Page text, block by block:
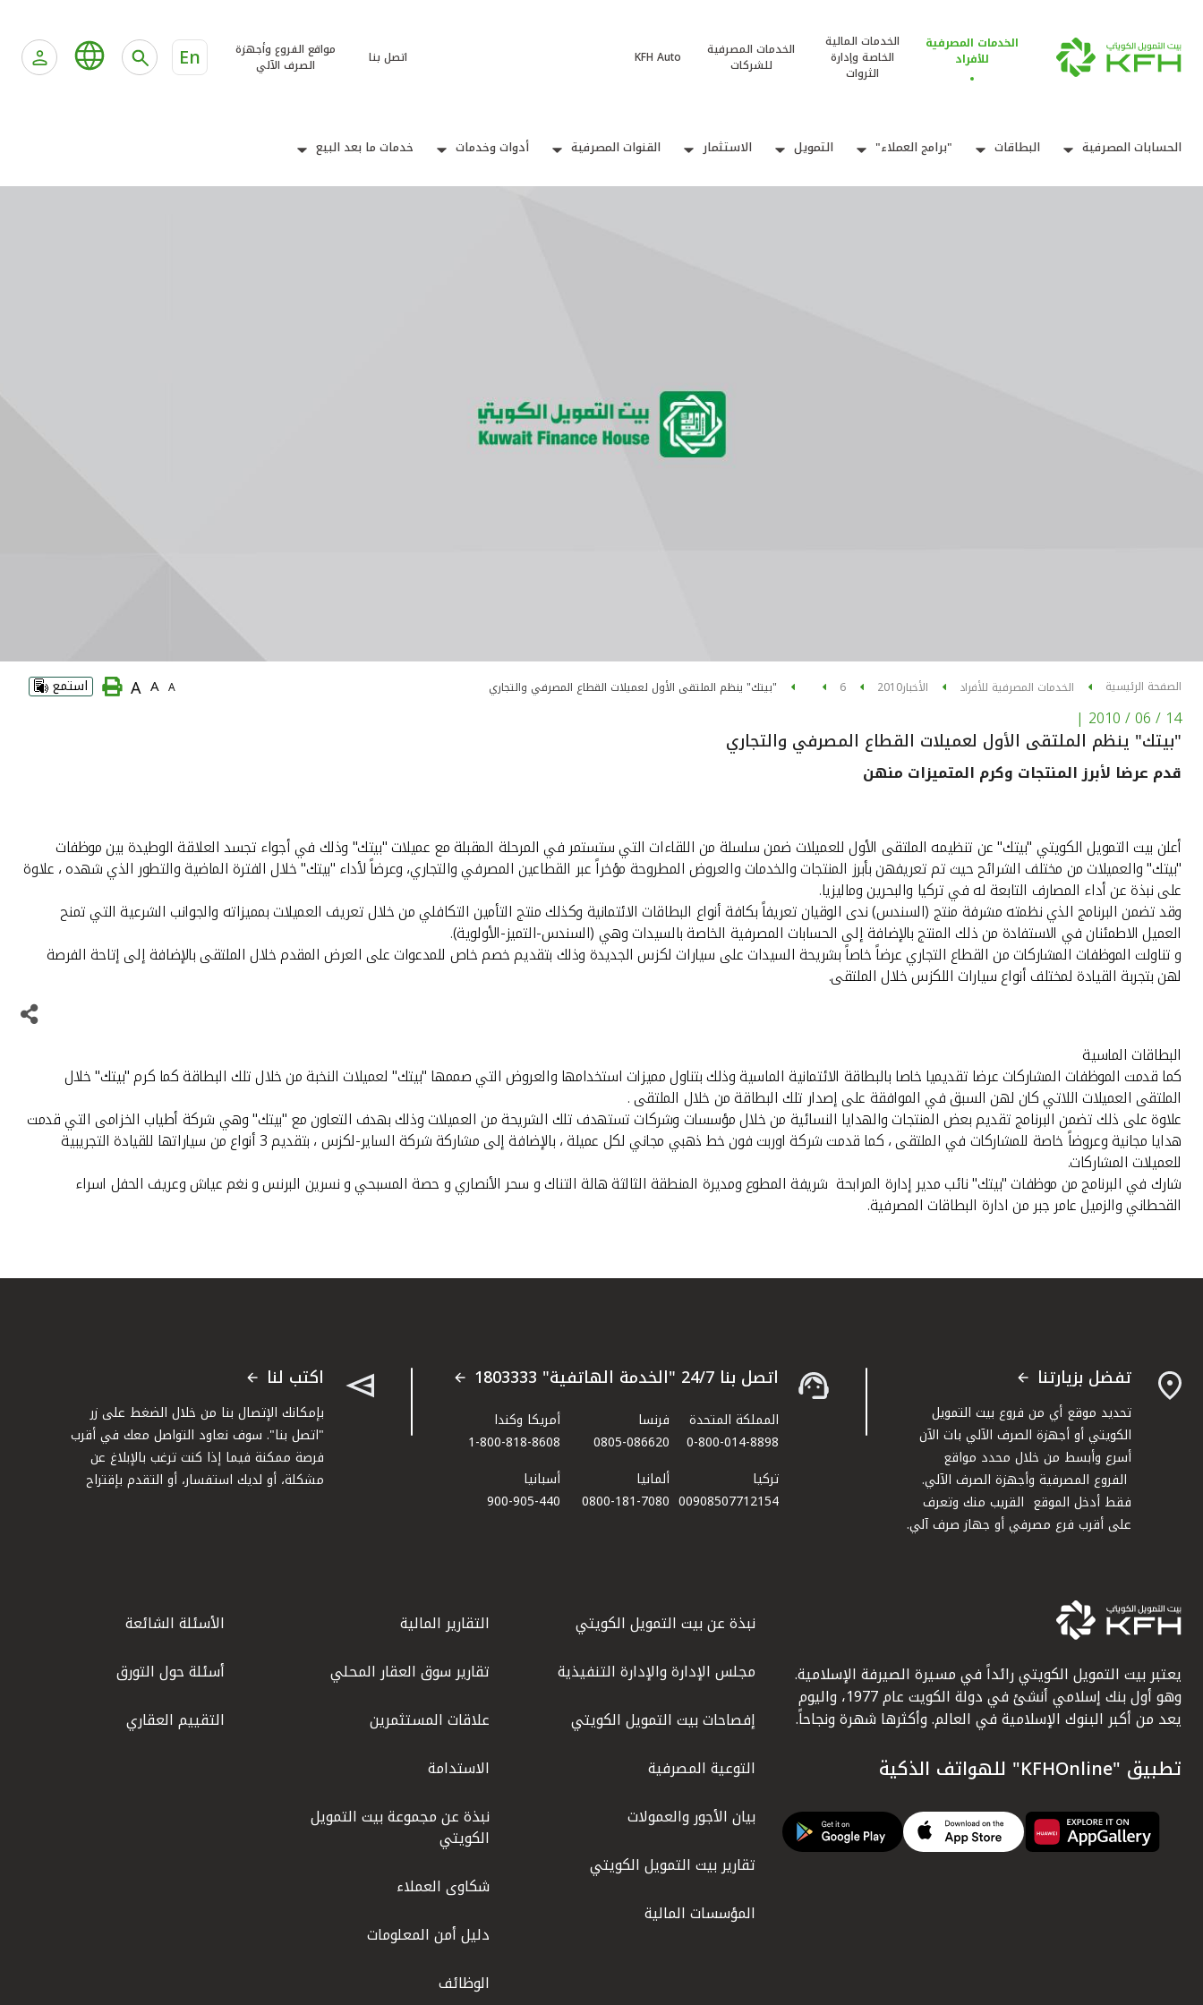
الخدمات المصرفية
للأفراد
الخدمات المالية
الخاصة وإدارة
الثروات
الخدمات المصرفية
للشركات
KFH Auto اتصل بنا
مواقع الفروع وأجهزة
الصرف الآلي
En
الحسابات المصرفية البطاقات "برامج العملاء" التمويل الاستثمار القنوات المصرفية أدوات وخدمات خدمات ما بعد البيع
الصفحة الرئيسية الخدمات المصرفية للأفراد الأخبار2010
6 "بيتك" ينظم الملتقى الأول لعميلات القطاع المصرفي والتجاري A
A
A استمع
14 / 06 / 2010
|
"بيتك" ينظم الملتقى الأول لعميلات القطاع المصرفي والتجاري
قدم عرضا لأبرز المنتجات وكرم المتميزات منهن
أعلن بيت التمويل الكويتي "بيتك" عن تنظيمه الملتقى الأول للعميلات ضمن سلسلة من اللقاءات التي ستستمر في المرحلة المقبلة مع عميلات "بيتك" وذلك في أجواء تجسد العلاقة الوطيدة بين موظفات
"بيتك" والعميلات من مختلف الشرائح حيث تم تعريفهن بأبرز المنتجات والخدمات والعروض المطروحة مؤخراً عبر القطاعين المصرفي والتجاري، وعرضاً لأداء "بيتك" خلال الفترة الماضية والتطور الذي شهده ، علاوة
على نبذة عن أداء المصارف التابعة له في تركيا والبحرين وماليزيا.
وقد تضمن البرنامج الذي نظمته مشرفة منتج (السندس) ندى الوقيان تعريفاً بكافة أنواع البطاقات الائتمانية وكذلك منتج التأمين التكافلي من خلال تعريف العميلات بمميزاته والجوانب الشرعية التي تمنح
العميل الاطمئنان في الاستفادة من ذلك المنتج بالإضافة إلى الحسابات المصرفية الخاصة بالسيدات وهي (السندس-التميز-الأولوية).
و تناولت الموظفات المشاركات من القطاع التجاري عرضاً خاصاً بشريحة السيدات على سيارات لكزس الجديدة وذلك بتقديم خصم خاص للمدعوات على العرض المقدم خلال الملتقى بالإضافة إلى إتاحة الفرصة
لهن بتجربة القيادة لمختلف أنواع سيارات اللكزس خلال الملتقى.
البطاقات الماسية
كما قدمت الموظفات المشاركات عرضا تقديميا خاصا بالبطاقة الائتمانية الماسية وذلك بتناول مميزات استخدامها والعروض التي صممها "بيتك" لعميلات النخبة من خلال تلك البطاقة كما كرم "بيتك" خلال
الملتقى العميلات اللاتي كان لهن السبق في الموافقة على إصدار تلك البطاقة من خلال الملتقى .
علاوة على ذلك تضمن البرنامج تقديم بعض المنتجات والهدايا النسائية من خلال مؤسسات وشركات تستهدف تلك الشريحة من العميلات وذلك بهدف التعاون مع "بيتك" وهي شركة أطياب الخزامى التي قدمت
هدايا مجانية وعروضاً خاصة للمشاركات في الملتقى ، كما قدمت شركة اوربت فون خط ذهبي مجاني لكل عميلة ، بالإضافة إلى مشاركة شركة الساير-لكزس ، بتقديم 3 أنواع من سياراتها للقيادة التجريبية
للعميلات المشاركات.
شارك في البرنامج من موظفات "بيتك" نائب مدير إدارة المرابحة شريفة المطوع ومديرة المنطقة الثالثة هالة التناك و سحر الأنصاري و حصة المسبحي و نسرين البرنس و نغم عياش وعريف الحفل اسراء
القحطاني والزميل عامر جبر من ادارة البطاقات المصرفية.
تفضل بزيارتنا
تحديد موقع أي من فروع بيت التمويل
الكويتي أو أجهزة الصرف الآلي بات الآن
أسرع وأبسط من خلال محدد مواقع
الفروع المصرفية وأجهزة الصرف الآلي.
فقط أدخل الموقع القريب منك وتعرف
على أقرب فرع مصرفي أو جهاز صرف آلي.
اتصل بنا 24/7 "الخدمة الهاتفية" 1803333
المملكة المتحدة
0-800-014-8898
فرنسا
0805-086620
أمريكا وكندا
1-800-818-8608
تركيا
00908507712154​
ألمانيا
0800-181-7080
أسبانيا
900-905-440
اكتب لنا
بإمكانك الإتصال بنا من خلال الضغط على زر
"اتصل بنا". سوف نعاود التواصل معك في أقرب
فرصة ممكنة فيما إذا كنت ترغب بالإبلاغ عن
مشكلة، أو لديك استفسار، أو التقدم بإقتراح
يعتبر بيت التمويل الكويتي رائداً في مسيرة الصيرفة الإسلامية.
وهو أول بنك إسلامي أنشئ في دولة الكويت عام 1977، واليوم
يعد من أكبر البنوك الإسلامية في العالم. وأكثرها شهرة ونجاحاً.
تطبيق "KFHOnline" للهواتف الذكية
نبذة عن بيت التمويل الكويتي
مجلس الإدارة والإدارة التنفيذية
إفصاحات بيت التمويل الكويتي
التوعية المصرفية
بيان الأجور والعمولات
تقارير بيت التمويل الكويتي
المؤسسات المالية
التقارير المالية
تقارير سوق العقار المحلي
علاقات المستثمرين
الاستدامة
نبذة عن مجموعة بيت التمويل
الكويتي
شكاوى العملاء
دليل أمن المعلومات
الوظائف
الأسئلة الشائعة
أسئلة حول التورق
التقييم العقاري